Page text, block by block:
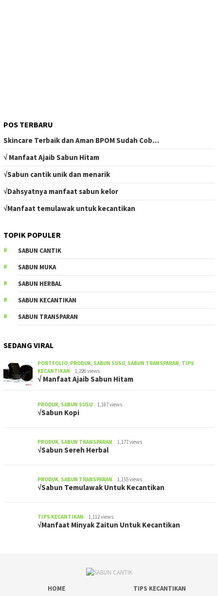
POS TERBARU
Skincare Terbaik dan Aman BPOM Sudah Cob…
√ Manfaat Ajaib Sabun Hitam
√Sabun cantik unik dan menarik
√Dahsyatnya manfaat sabun kelor
√Manfaat temulawak untuk kecantikan
TOPIK POPULER
SABUN CANTIK
SABUN MUKA
SABUN HERBAL
SABUN KECANTIKAN
SABUN TRANSPARAN
SEDANG VIRAL
PORTFOLIO, PRODUK, SABUN SUSU, SABUN TRANSPARAN, TIPS
KECANTIKAN
1,226 views
√ Manfaat Ajaib Sabun Hitam
PRODUK, SABUN SUSU 1,187 views
√Sabun Kopi
PRODUK, SABUN TRANSPARAN 1,177 views
√Sabun Sereh Herbal
PRODUK, SABUN TRANSPARAN 1,155 views
√Sabun Temulawak Untuk Kecantikan
TIPS KECANTIKAN 1,112 views
√Manfaat Minyak Zaitun Untuk Kecantikan
HOME
TIPS KECANTIKAN